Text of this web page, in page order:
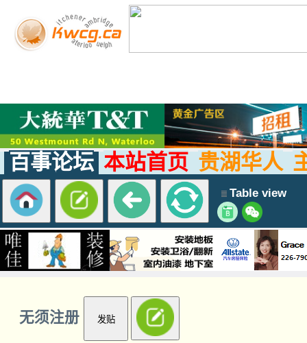
百事论坛 本站首页 贵湖华人
Table view
无须注册 发贴